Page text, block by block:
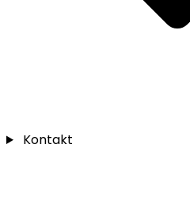
Kontakt